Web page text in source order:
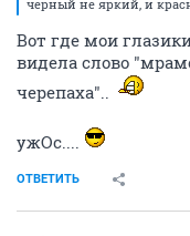
черный не яркий, и
Вот где мои
видела слово
черепаха"..
ужОс....
ОТВЕТИТЬ